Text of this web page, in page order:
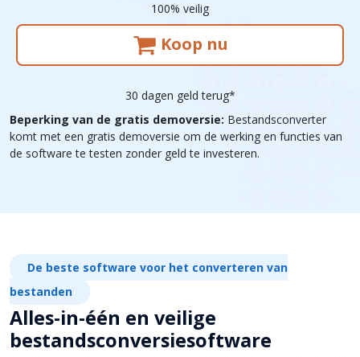
100% veilig
Koop nu
30 dagen geld terug*
Beperking van de gratis demoversie: Bestandsconverter
komt met een gratis demoversie om de werking en functies van
de software te testen zonder geld te investeren.
De beste software voor het converteren van
bestanden
Alles-in-één en veilige
bestandsconversiesoftware